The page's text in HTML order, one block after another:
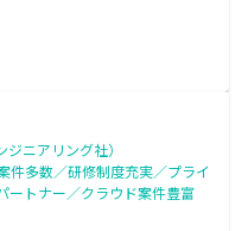
ニアリング社）
件多数／研修制度充実／プライ
ートナー／クラウド案件豊富